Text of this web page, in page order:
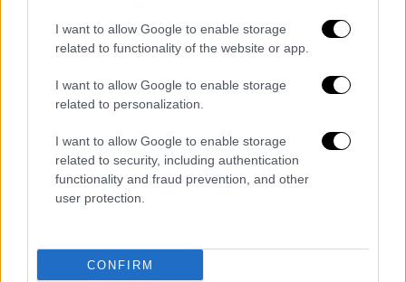
I want to allow Google to enable storage
related to functionality of the website or app.
I want to allow Google to enable storage
related to personalization.
I want to allow Google to enable storage
related to security, including authentication
functionality and fraud prevention, and other
user protection.
CONFIRM
αρμόδιος Εισαγγελέας Επόπτης και η οικεία
αστυνομική Υπηρεσία, που διενεργεί και τη
σχετική προανάκριση.Η ασφάλεια των
Σωφρονιστικών Καταστημάτων αποτελεί
πρώτιστη προτεραιότητα και προς τον
σκοπό αυτό όλα τα αρμόδια όργανα
βρίσκονται σε διαρκή ετοιμότητα για την
αποτροπή και άμεση αντιμετώπιση κάθε
λειτουργίας τους.